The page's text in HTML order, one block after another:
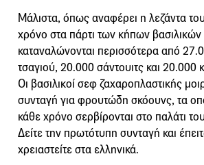
Μάλιστα, όπως αναφέρει η λεζάντα
χρόνο στα πάρτι των κήπων βασιλικών
καταναλώνονται περισσότερα από
τσαγιού, 20.000 σάντουιτς και 20.000
Οι βασιλικοί σεφ ζαχαροπλαστικής
συνταγή για φρουτώδη σκόουνς, τα
κάθε χρόνο σερβίρονται στο παλάτι
Δείτε την πρωτότυπη συνταγή και
χρειαστείτε στα ελληνικά.